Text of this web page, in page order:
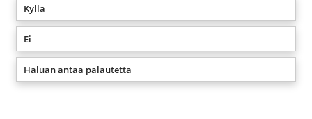
Kyllä
Ei
Haluan antaa palautetta